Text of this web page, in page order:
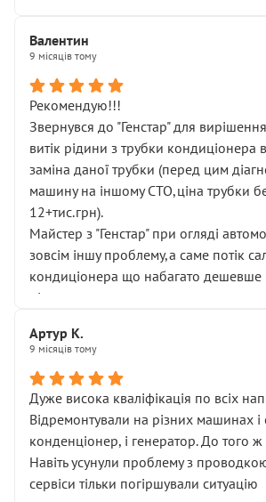
Валентин
9 місяців тому
Рекомендую!!!
Звернувся до "Генстар" для
витік рідини з трубки кондиціонера
заміна даної трубки (перед цим
машину на іншому СТО,ціна трубки
12+тис.грн).
Майстер з "Генстар" при огляді
зовсім іншу проблему,а саме потік
кондиціонера що набагато
підсумку.
Артур К.
9 місяців тому
Дуже висока кваліфікація по всіх
Відремонтували на різних машинах і
конденціонер, і генератор. До того
Навіть усунули проблему з
сервіси тільки погіршували ситуацію